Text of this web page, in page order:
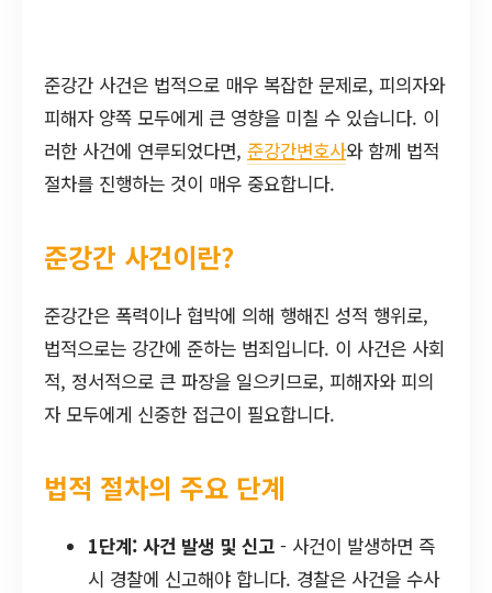
준강간 사건은 법적으로 매우 복잡한 문제로, 피의자와
피해자 양쪽 모두에게 큰 영향을 미칠 수 있습니다. 이
러한 사건에 연루되었다면, 준강간변호사와 함께 법적
절차를 진행하는 것이 매우 중요합니다.
준강간 사건이란?
준강간은 폭력이나 협박에 의해 행해진 성적 행위로,
법적으로는 강간에 준하는 범죄입니다. 이 사건은 사회
적, 정서적으로 큰 파장을 일으키므로, 피해자와 피의
자 모두에게 신중한 접근이 필요합니다.
법적 절차의 주요 단계
1단계: 사건 발생 및 신고 - 사건이 발생하면 즉
시 경찰에 신고해야 합니다. 경찰은 사건을 수사